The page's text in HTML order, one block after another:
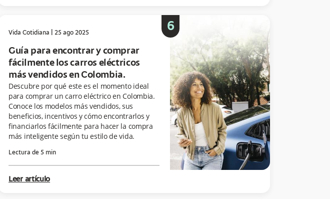
Vida Cotidiana 25 ago 2025
Guía para encontrar y comprar
fácilmente los carros eléctricos
más vendidos en Colombia.
Descubre por qué este es el momento ideal
para comprar un carro eléctrico en Colombia.
Conoce los modelos más vendidos, sus
beneficios, incentivos y cómo encontrarlos y
financiarlos fácilmente para hacer la compra
más inteligente según tu estilo de vida.
Lectura de 5 min
Leer artículo
6